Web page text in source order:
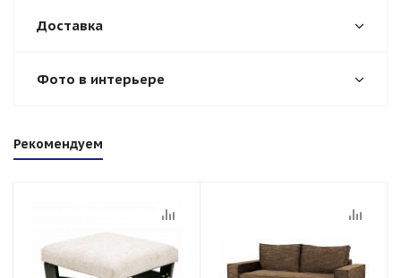
Доставка
Фото в интерьере
Рекомендуем